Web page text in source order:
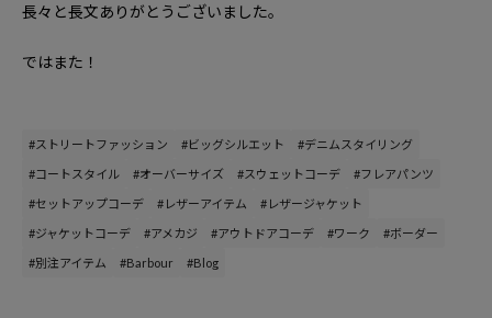
長々と長文ありがとうございました。
ではまた！
#ストリートファッション #ビッグシルエット #デニムスタイリング
#コートスタイル #オーバーサイズ #スウェットコーデ #フレアパンツ
#セットアップコーデ #レザーアイテム #レザージャケット
#ジャケットコーデ #アメカジ #アウトドアコーデ #ワーク #ボーダー
#別注アイテム #Barbour #Blog